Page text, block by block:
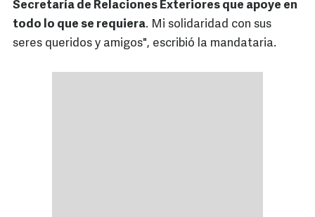
Secretaría de Relaciones Exteriores que apoye en
todo lo que se requiera. Mi solidaridad con sus
seres queridos y amigos", escribió la mandataria.